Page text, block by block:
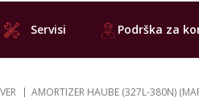
Servisi Podrška za
AMORTIZER HAUBE (327L-380N)